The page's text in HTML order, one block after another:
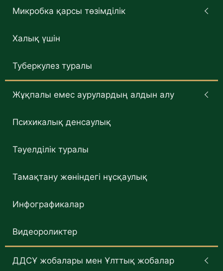
Микробка қарсы төзімділік
Халық үшін
Туберкулез туралы
Жұқпалы емес аурулардың алдын алу
Психикалық денсаулық
Тәуелділік туралы
Тамақтану жөніндегі нұсқаулық
Инфографикалар
Видеороликтер
ДДСҰ жобалары мен Ұлттық жобалар